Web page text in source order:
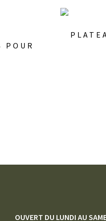
POUR
OUVERT DU LUNDI AU